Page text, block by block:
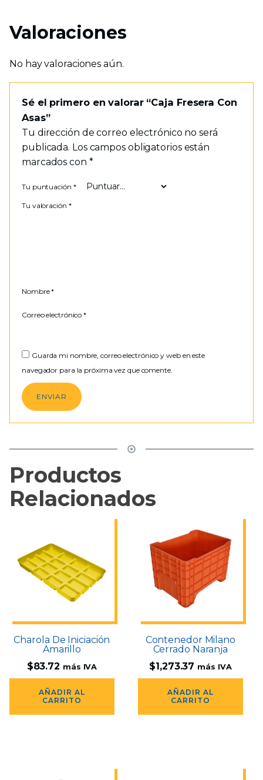
Valoraciones
No hay valoraciones aún.
Sé el primero en valorar “Caja Fresera Con
Asas”
Tu dirección de correo electrónico no será
publicada. Los campos obligatorios están
marcados con *
Tu puntuación *
Tu valoración *
Nombre*
Correo electrónico*
Guarda mi nombre, correo electrónico y web en este
navegador para la próxima vez que comente.
Productos
Relacionados
Charola De Iniciación
Amarillo
$83.72 más IVA
AÑADIR AL
CARRITO
Contenedor Milano
Cerrado Naranja
$1,273.37 más IVA
AÑADIR AL
CARRITO